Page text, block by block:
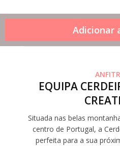
EQUIPA
Situada nas belas
centro de Portugal, a
perfeita para a sua